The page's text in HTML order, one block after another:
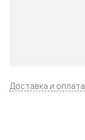
Доставка и оплата